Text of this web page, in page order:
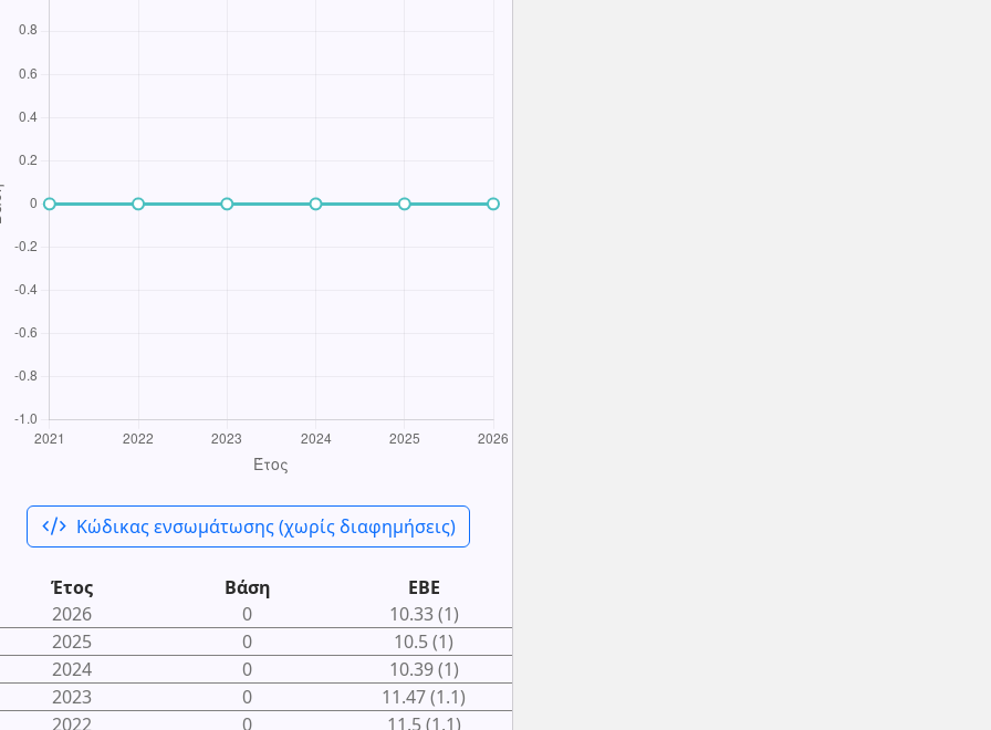
code_xml Κώδικας ενσωμάτωσης (χωρίς διαφημήσεις)
Έτος Βάση
ΕΒΕ
2026
0
10.33 (1)
2025
0
10.5 (1)
2024
0
10.39 (1)
2023
0
11.47 (1.1)
2022
0 11.5 (1.1)